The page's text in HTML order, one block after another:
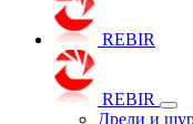
REBIR
REBIR
Дрели и